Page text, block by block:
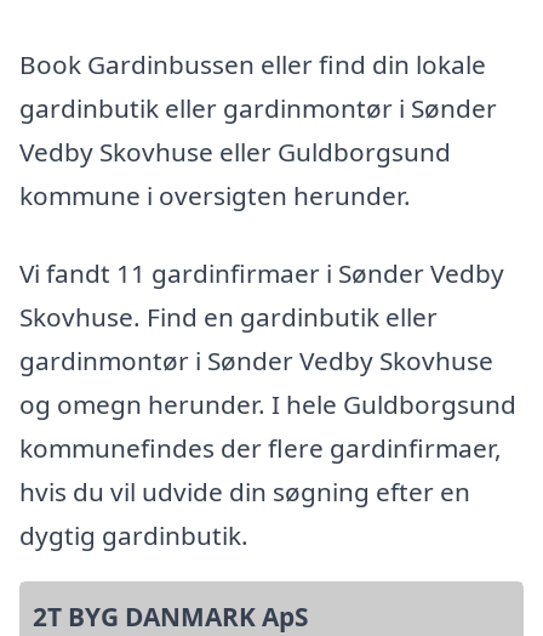
Book Gardinbussen eller find din lokale
gardinbutik eller gardinmontør i Sønder
Vedby Skovhuse eller Guldborgsund
kommune i oversigten herunder.
Vi fandt 11 gardinfirmaer i Sønder Vedby
Skovhuse. Find en gardinbutik eller
gardinmontør i Sønder Vedby Skovhuse
og omegn herunder. I hele Guldborgsund
kommunefindes der flere gardinfirmaer,
hvis du vil udvide din søgning efter en
dygtig gardinbutik.
2T BYG DANMARK ApS